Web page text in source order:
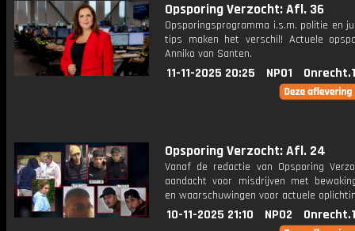
Opsporing Verzocht: Afl. 36
Opsporingsprogramma i.s.m. politie en
tips maken het verschil! Actuele
Anniko van Santen.
11-11-2025 20:25 NPO1
Opsporing Verzocht: Afl. 24
Vanaf de redactie van Opsporing
aandacht voor misdrijven met
en waarschuwingen voor actuele
10-11-2025 21:10 NPO2